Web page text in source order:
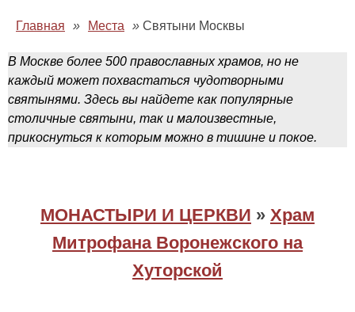
Главная » Места » Святыни Москвы
В Москве более 500 православных храмов, но не
каждый может похвастаться чудотворными
святынями. Здесь вы найдете как популярные
столичные святыни, так и малоизвестные,
прикоснуться к которым можно в тишине и покое.
МОНАСТЫРИ И ЦЕРКВИ » Храм
Митрофана Воронежского на
Хуторской